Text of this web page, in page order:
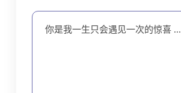
你是我一生只会遇见一次的惊喜 ...